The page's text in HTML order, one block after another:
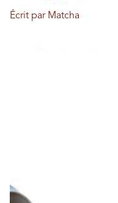
Écrit par Matcha